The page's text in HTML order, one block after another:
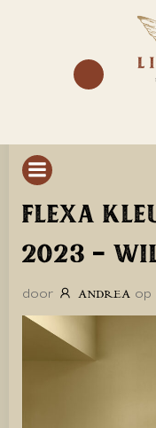
FLEXA
2023 –
door ANDREA op